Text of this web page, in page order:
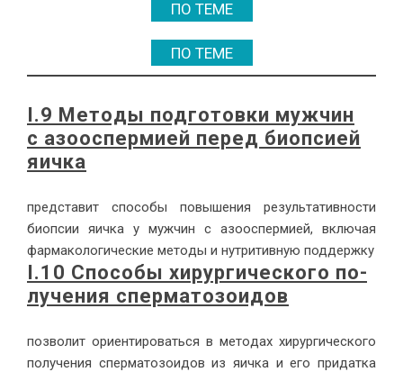
ПО ТЕМЕ
ПО ТЕМЕ
I.9 Ме­то­ды под­го­тов­ки муж­чин
с азоос­пер­ми­ей пе­ред биоп­си­ей
яич­ка
пред­ста­вит спо­со­бы по­вы­ше­ния ре­зуль­та­тив­но­сти
биоп­сии яич­ка у муж­чин с азоос­пер­ми­ей, вклю­чая
фар­ма­ко­ло­ги­че­ские ме­то­ды и нут­ри­тив­ную под­держ­ку
I.10 Спо­со­бы хи­рур­ги­че­ско­го по­
лу­че­ния спер­ма­то­зо­и­дов
поз­во­лит ори­ен­ти­ро­вать­ся в ме­то­дах хи­рур­ги­че­ско­го
по­лу­че­ния спер­ма­то­зо­и­дов из яич­ка и его при­дат­ка